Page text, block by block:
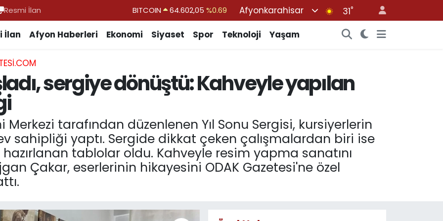
Resmi İlan DOLAR 47,6006 %0.06
BİST100
13.768 %48
Afyonkarahisar 31°
İlan Afyon Haberleri Ekonomi Siyaset Spor Teknoloji Yaşam
sergiye dönüştü: Kahveyle yapılan
tarafından düzenlenen Yıl Sonu Sergisi, kursiyerlerin
sahipliği yaptı. Sergide dikkat çeken çalışmalardan biri ise
tablolar oldu. Kahveyle resim yapma sanatını
Çakar, eserlerinin hikayesini ODAK Gazetesi'ne özel